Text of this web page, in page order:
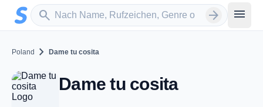
Zum Hauptinhalt springen
search
Sender suchen arrow_forward menu
Poland chevron_right Dame tu cosita
Dame tu cosita